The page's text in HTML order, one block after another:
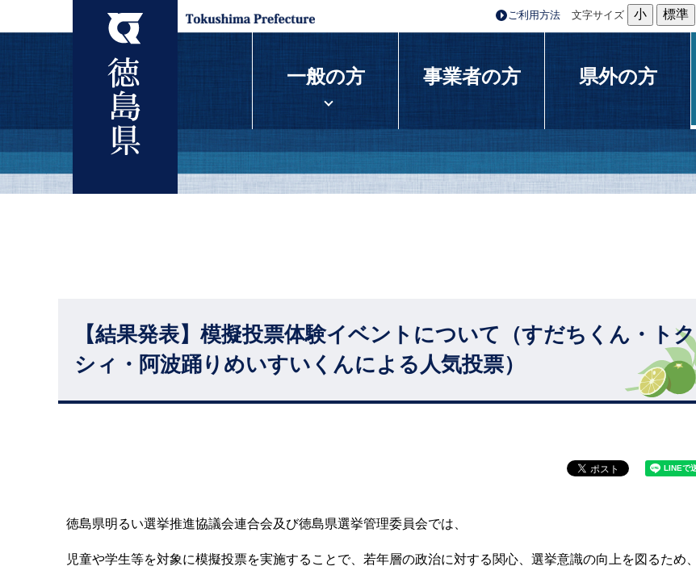
ご利用方法 文字サイズ 小 標準
一般の方 事業者の方 県外の方
【結果発表】模擬投票体験イベントについて（すだちくん・トク
シィ・阿波踊りめいすいくんによる人気投票）
徳島県明るい選挙推進協議会連合会及び徳島県選挙管理委員会では、
児童や学生等を対象に模擬投票を実施することで、若年層の政治に対する関心、選挙意識の向上を図るため、